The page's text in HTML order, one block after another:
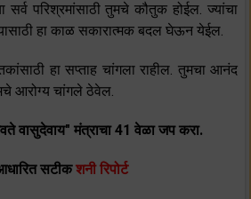
परिश्रमांसाठी तुमचे कौतुक होईल. ज्यांचा
हा काळ सकारात्मक बदल घेऊन येईल.
हा सप्ताह चांगला राहील. तुमचा आनंद
आरोग्य चांगले ठेवेल.
वासुदेवाय" मंत्राचा 41 वेळा जप करा.
सटीकशनी रिपोर्ट